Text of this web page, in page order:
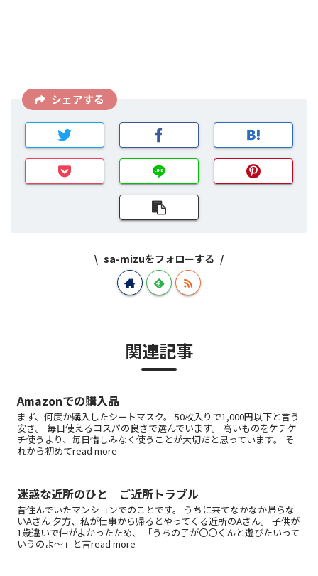
シェアする
sa-mizuをフォローする
関連記事
Amazonでの購入品
まず、何度か購入したシートマスク。 50枚入りで1,000円以下と言う
安さ。 毎日使えるコスパの良さで選んでいます。 高いものをケチケ
チ使うより、毎日惜しみなく使うことが大切だと思っています。 そ
れから初めてread more
迷惑な近所のひと ご近所トラブル
昔住んでいたマンションでのことです。 うちに来てなかなか帰らな
いAさん 夕方、私が仕事から帰るとやってくる近所のAさん。 子供が
1歳違いで仲がよかったため、 「うちの子が〇〇くんと遊びたいって
いうのよ～」と言read more